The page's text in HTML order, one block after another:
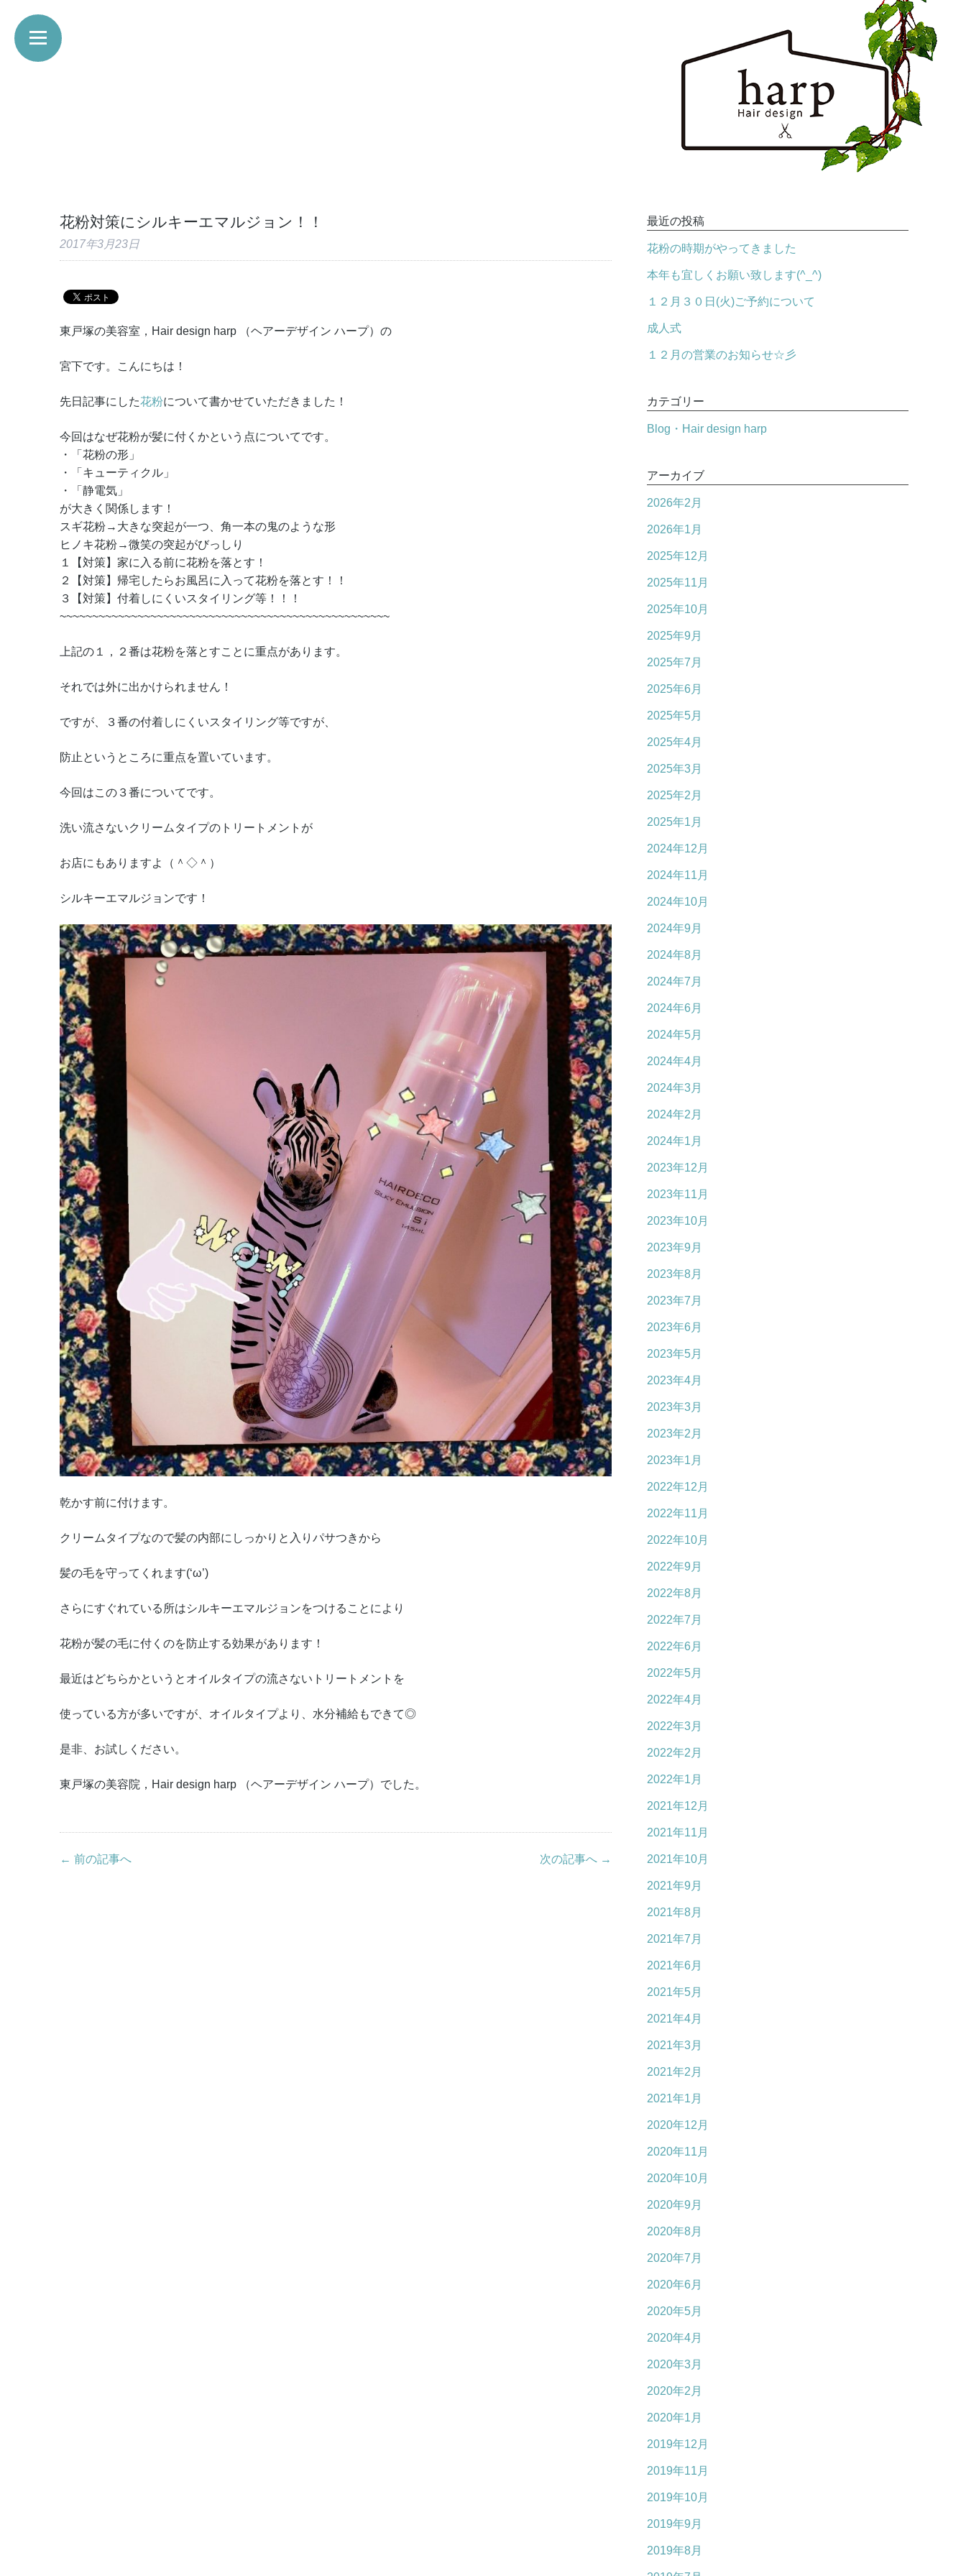
花粉対策にシルキーエマルジョン！！
2017年3月23日
東戸塚の美容室，Hair design harp （ヘアーデザイン ハープ）の
宮下です。こんにちは！
先日記事にした花粉について書かせていただきました！
今回はなぜ花粉が髪に付くかという点についてです。
・「花粉の形」
・「キューティクル」
・「静電気」
が大きく関係します！
スギ花粉→大きな突起が一つ、角一本の鬼のような形
ヒノキ花粉→微笑の突起がびっしり
１【対策】家に入る前に花粉を落とす！
２【対策】帰宅したらお風呂に入って花粉を落とす！！
３【対策】付着しにくいスタイリング等！！！
~~~~~~~~~~~~~~~~~~~~~~~~~~~~~~~~~~~~~~~~~~~~~~~~~~~
上記の１，２番は花粉を落とすことに重点があります。
それでは外に出かけられません！
ですが、３番の付着しにくいスタイリング等ですが、
防止というところに重点を置いています。
今回はこの３番についてです。
洗い流さないクリームタイプのトリートメントが
お店にもありますよ（＾◇＾）
シルキーエマルジョンです！
乾かす前に付けます。
クリームタイプなので髪の内部にしっかりと入りパサつきから
髪の毛を守ってくれます(‘ω’)
さらにすぐれている所はシルキーエマルジョンをつけることにより
花粉が髪の毛に付くのを防止する効果があります！
最近はどちらかというとオイルタイプの流さないトリートメントを
使っている方が多いですが、オイルタイプより、水分補給もできて◎
是非、お試しください。
東戸塚の美容院，Hair design harp （ヘアーデザイン ハープ）でした。
← 前の記事へ 次の記事へ →
最近の投稿
花粉の時期がやってきました
本年も宜しくお願い致します(^_^)
１２月３０日(火)ご予約について
成人式
１２月の営業のお知らせ☆彡
カテゴリー
Blog・Hair design harp
アーカイブ
2026年2月
2026年1月
2025年12月
2025年11月
2025年10月
2025年9月
2025年7月
2025年6月
2025年5月
2025年4月
2025年3月
2025年2月
2025年1月
2024年12月
2024年11月
2024年10月
2024年9月
2024年8月
2024年7月
2024年6月
2024年5月
2024年4月
2024年3月
2024年2月
2024年1月
2023年12月
2023年11月
2023年10月
2023年9月
2023年8月
2023年7月
2023年6月
2023年5月
2023年4月
2023年3月
2023年2月
2023年1月
2022年12月
2022年11月
2022年10月
2022年9月
2022年8月
2022年7月
2022年6月
2022年5月
2022年4月
2022年3月
2022年2月
2022年1月
2021年12月
2021年11月
2021年10月
2021年9月
2021年8月
2021年7月
2021年6月
2021年5月
2021年4月
2021年3月
2021年2月
2021年1月
2020年12月
2020年11月
2020年10月
2020年9月
2020年8月
2020年7月
2020年6月
2020年5月
2020年4月
2020年3月
2020年2月
2020年1月
2019年12月
2019年11月
2019年10月
2019年9月
2019年8月